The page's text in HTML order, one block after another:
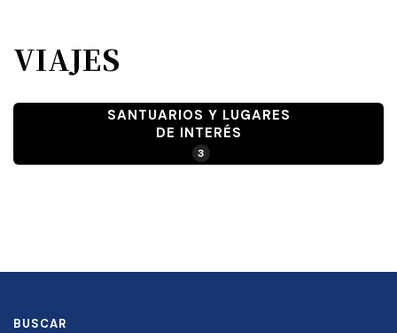
VIAJES
SANTUARIOS Y LUGARES
DE INTERÉS
3
BUSCAR